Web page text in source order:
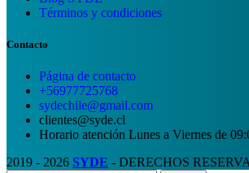
Términos y condiciones
Contacto
Página de contacto
+56977725768
sydechile@gmail.com
clientes@syde.cl
Horario atención Lunes a Viernes de
2019 - 2026 SYDE - DERECHOS